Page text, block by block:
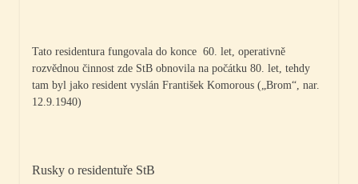
Tato residentura fungovala do konce 60. let, operativně
rozvědnou činnost zde StB obnovila na počátku 80. let, tehdy
tam byl jako resident vyslán František Komorous („Brom“, nar.
12.9.1940)
Rusky o residentuře StB